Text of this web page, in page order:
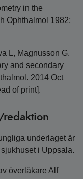
in the
Ophthalmol 1982;
L, Magnusson G.
and secondary
2014 Oct
of print].
underlaget är
i Uppsala.
överläkare Alf